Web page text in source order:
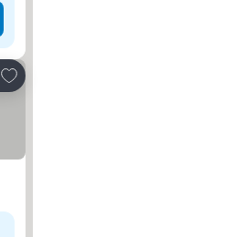
Přidat na seznam oblíbených hotelů